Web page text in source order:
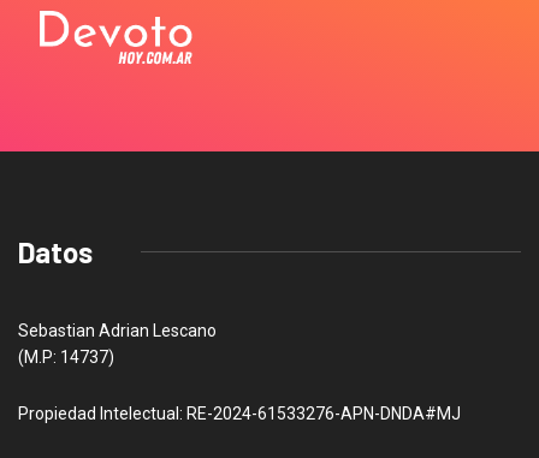
Datos
Sebastian Adrian Lescano
(M.P: 14737)
Propiedad Intelectual: RE-2024-61533276-APN-DNDA#MJ